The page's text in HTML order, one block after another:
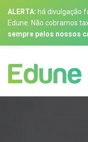
ALERTA: há divulgação
Edune. Não cobramos
sempre pelos nossos